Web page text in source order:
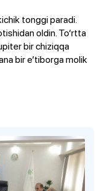
tonggi paradi.
oldin. To‘rtta
bir chiziqqa
bir e’tiborga molik